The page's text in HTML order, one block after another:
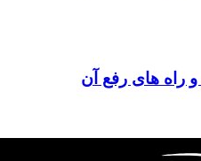
راه‌ های رفع آن